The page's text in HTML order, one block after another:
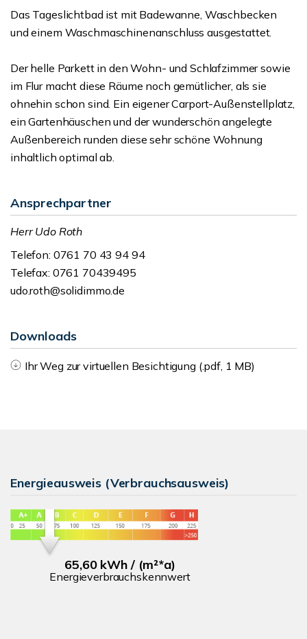
Das Tageslichtbad ist mit Badewanne, Waschbecken
und einem Waschmaschinenanschluss ausgestattet.
Der helle Parkett in den Wohn- und Schlafzimmer sowie
im Flur macht diese Räume noch gemütlicher, als sie
ohnehin schon sind. Ein eigener Carport-Außenstellplatz,
ein Gartenhäuschen und der wunderschön angelegte
Außenbereich runden diese sehr schöne Wohnung
inhaltlich optimal ab.
Ansprechpartner
Herr Udo Roth
Telefon: 0761 70 43 94 94
Telefax: 0761 70439495
udo.roth@solidimmo.de
Downloads
Ihr Weg zur virtuellen Besichtigung (.pdf, 1 MB)
Energieausweis (Verbrauchsausweis)
65,60 kWh / (m²*a)
Energieverbrauchskennwert